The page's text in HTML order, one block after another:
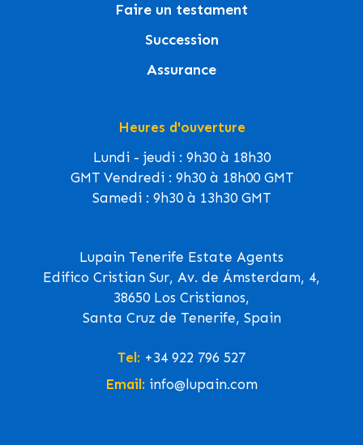
Faire un testament
Succession
Assurance
Heures d'ouverture
Lundi - jeudi : 9h30 à 18h30
GMT Vendredi : 9h30 à 18h00 GMT
Samedi : 9h30 à 13h30 GMT
Lupain Tenerife Estate Agents
Edifico Cristian Sur, Av. de Ámsterdam, 4,
38650 Los Cristianos,
Santa Cruz de Tenerife, Spain
Tel: +34 922 796 527
Email: info@lupain.com